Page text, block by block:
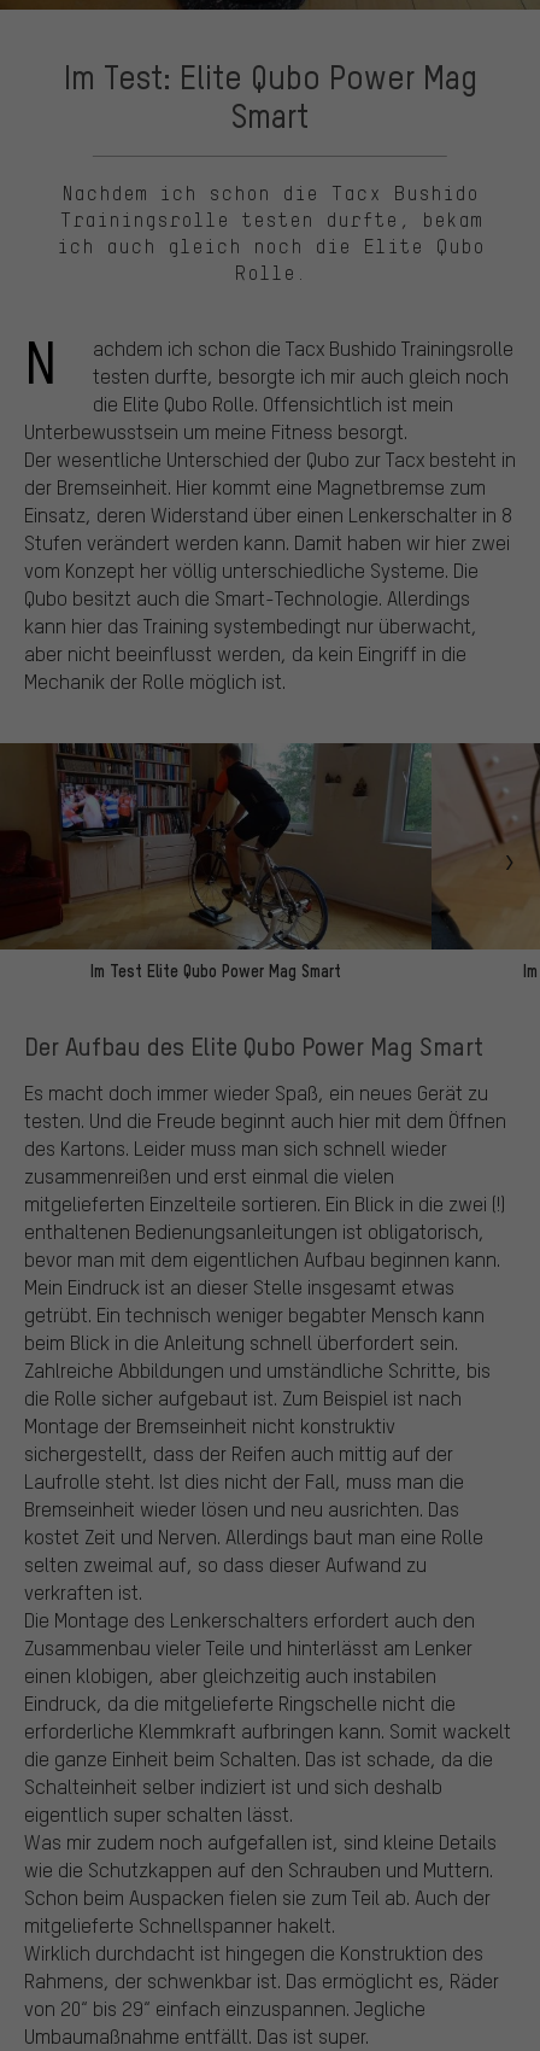
Im Test: Elite Qubo Power Mag
Smart
Nachdem ich schon die Tacx Bushido
Trainingsrolle testen durfte, bekam
ich auch gleich noch die Elite Qubo
Rolle.
N
achdem ich schon die Tacx Bushido Trainingsrolle
testen durfte, besorgte ich mir auch gleich noch
die Elite Qubo Rolle. Offensichtlich ist mein
Unterbewusstsein um meine Fitness besorgt.
Der wesentliche Unterschied der Qubo zur Tacx besteht in
der Bremseinheit. Hier kommt eine Magnetbremse zum
Einsatz, deren Widerstand über einen Lenkerschalter in 8
Stufen verändert werden kann. Damit haben wir hier zwei
vom Konzept her völlig unterschiedliche Systeme. Die
Qubo besitzt auch die Smart-Technologie. Allerdings
kann hier das Training systembedingt nur überwacht,
aber nicht beeinflusst werden, da kein Eingriff in die
Mechanik der Rolle möglich ist.
Im Test Elite Qubo Power Mag Smart
Der Aufbau des Elite Qubo Power Mag Smart
Es macht doch immer wieder Spaß, ein neues Gerät zu
testen. Und die Freude beginnt auch hier mit dem Öffnen
des Kartons. Leider muss man sich schnell wieder
zusammenreißen und erst einmal die vielen
mitgelieferten Einzelteile sortieren. Ein Blick in die zwei (!)
enthaltenen Bedienungsanleitungen ist obligatorisch,
bevor man mit dem eigentlichen Aufbau beginnen kann.
Mein Eindruck ist an dieser Stelle insgesamt etwas
getrübt. Ein technisch weniger begabter Mensch kann
beim Blick in die Anleitung schnell überfordert sein.
Zahlreiche Abbildungen und umständliche Schritte, bis
die Rolle sicher aufgebaut ist. Zum Beispiel ist nach
Montage der Bremseinheit nicht konstruktiv
sichergestellt, dass der Reifen auch mittig auf der
Laufrolle steht. Ist dies nicht der Fall, muss man die
Bremseinheit wieder lösen und neu ausrichten. Das
kostet Zeit und Nerven. Allerdings baut man eine Rolle
selten zweimal auf, so dass dieser Aufwand zu
verkraften ist.
Die Montage des Lenkerschalters erfordert auch den
Zusammenbau vieler Teile und hinterlässt am Lenker
einen klobigen, aber gleichzeitig auch instabilen
Eindruck, da die mitgelieferte Ringschelle nicht die
erforderliche Klemmkraft aufbringen kann. Somit wackelt
die ganze Einheit beim Schalten. Das ist schade, da die
Schalteinheit selber indiziert ist und sich deshalb
eigentlich super schalten lässt.
Was mir zudem noch aufgefallen ist, sind kleine Details
wie die Schutzkappen auf den Schrauben und Muttern.
Schon beim Auspacken fielen sie zum Teil ab. Auch der
mitgelieferte Schnellspanner hakelt.
Wirklich durchdacht ist hingegen die Konstruktion des
Rahmens, der schwenkbar ist. Das ermöglicht es, Räder
von 20“ bis 29“ einfach einzuspannen. Jegliche
Umbaumaßnahme entfällt. Das ist super.